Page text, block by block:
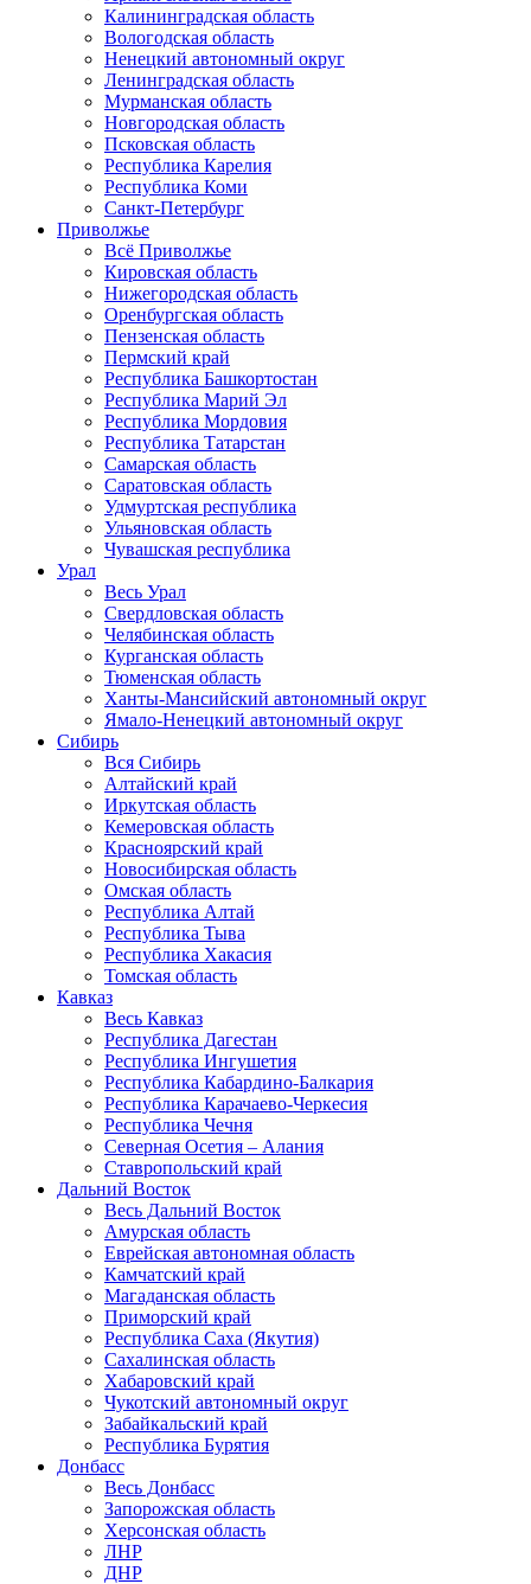
Калининградская область
Вологодская область
Ненецкий автономный округ
Ленинградская область
Мурманская область
Новгородская область
Псковская область
Республика Карелия
Республика Коми
Санкт-Петербург
Приволжье
Всё Приволжье
Кировская область
Нижегородская область
Оренбургская область
Пензенская область
Пермский край
Республика Башкортостан
Республика Марий Эл
Республика Мордовия
Республика Татарстан
Самарская область
Саратовская область
Удмуртская республика
Ульяновская область
Чувашская республика
Урал
Весь Урал
Свердловская область
Челябинская область
Курганская область
Тюменская область
Ханты-Мансийский автономный округ
Ямало-Ненецкий автономный округ
Сибирь
Вся Сибирь
Алтайский край
Иркутская область
Кемеровская область
Красноярский край
Новосибирская область
Омская область
Республика Алтай
Республика Тыва
Республика Хакасия
Томская область
Кавказ
Весь Кавказ
Республика Дагестан
Республика Ингушетия
Республика Кабардино-Балкария
Республика Карачаево-Черкесия
Республика Чечня
Северная Осетия – Алания
Ставропольский край
Дальний Восток
Весь Дальний Восток
Амурская область
Еврейская автономная область
Камчатский край
Магаданская область
Приморский край
Республика Саха (Якутия)
Сахалинская область
Хабаровский край
Чукотский автономный округ
Забайкальский край
Республика Бурятия
Донбасс
Весь Донбасс
Запорожская область
Херсонская область
ЛНР
ДНР